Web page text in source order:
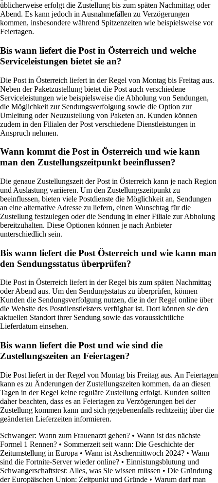
üblicherweise erfolgt die Zustellung bis zum späten Nachmittag oder
Abend. Es kann jedoch in Ausnahmefällen zu Verzögerungen
kommen, insbesondere während Spitzenzeiten wie beispielsweise vor
Feiertagen.
Bis wann liefert die Post in Österreich und welche
Serviceleistungen bietet sie an?
Die Post in Österreich liefert in der Regel von Montag bis Freitag aus.
Neben der Paketzustellung bietet die Post auch verschiedene
Serviceleistungen wie beispielsweise die Abholung von Sendungen,
die Möglichkeit zur Sendungsverfolgung sowie die Option zur
Umleitung oder Neuzustellung von Paketen an. Kunden können
zudem in den Filialen der Post verschiedene Dienstleistungen in
Anspruch nehmen.
Wann kommt die Post in Österreich und wie kann
man den Zustellungszeitpunkt beeinflussen?
Die genaue Zustellungszeit der Post in Österreich kann je nach Region
und Auslastung variieren. Um den Zustellungszeitpunkt zu
beeinflussen, bieten viele Postdienste die Möglichkeit an, Sendungen
an eine alternative Adresse zu liefern, einen Wunschtag für die
Zustellung festzulegen oder die Sendung in einer Filiale zur Abholung
bereitzuhalten. Diese Optionen können je nach Anbieter
unterschiedlich sein.
Bis wann liefert die Post Österreich und wie kann man
den Sendungsstatus überprüfen?
Die Post in Österreich liefert in der Regel bis zum späten Nachmittag
oder Abend aus. Um den Sendungsstatus zu überprüfen, können
Kunden die Sendungsverfolgung nutzen, die in der Regel online über
die Website des Postdienstleisters verfügbar ist. Dort können sie den
aktuellen Standort ihrer Sendung sowie das voraussichtliche
Lieferdatum einsehen.
Bis wann liefert die Post und wie sind die
Zustellungszeiten an Feiertagen?
Die Post liefert in der Regel von Montag bis Freitag aus. An Feiertagen
kann es zu Änderungen der Zustellungszeiten kommen, da an diesen
Tagen in der Regel keine reguläre Zustellung erfolgt. Kunden sollten
daher beachten, dass es an Feiertagen zu Verzögerungen bei der
Zustellung kommen kann und sich gegebenenfalls rechtzeitig über die
geänderten Lieferzeiten informieren.
Schwanger: Wann zum Frauenarzt gehen? • Wann ist das nächste
Formel 1 Rennen? • Sommerzeit seit wann: Die Geschichte der
Zeitumstellung in Europa • Wann ist Aschermittwoch 2024? • Wann
sind die Fortnite-Server wieder online? • Einnistungsblutung und
Schwangerschaftstest: Alles, was Sie wissen müssen • Die Gründung
der Europäischen Union: Zeitpunkt und Gründe • Warum darf man